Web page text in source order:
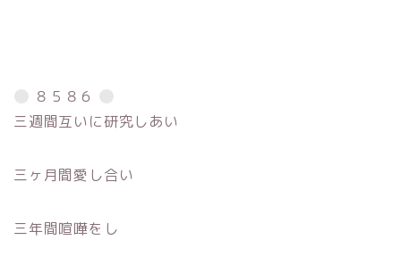
８５８６
三週間互いに研究しあい
三ヶ月間愛し合い
三年間喧嘩をし